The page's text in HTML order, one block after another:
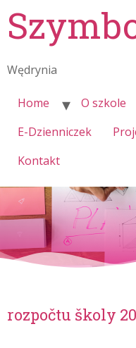
Wędrynia
Home O szkole
E-Dzienniczek
Kontakt
rozpočtu školy